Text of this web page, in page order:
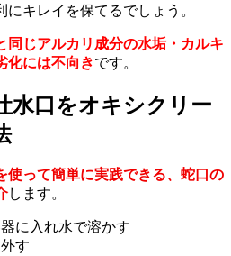
キレイを保てるでしょう。
同じアルカリ成分の水垢・カルキ
化には不向きです。
水口をオキシクリー
使って簡単に実践できる、蛇口の
します。
に入れ水で溶かす
す